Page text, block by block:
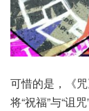
可惜的是，《
将“祝福”与“诅